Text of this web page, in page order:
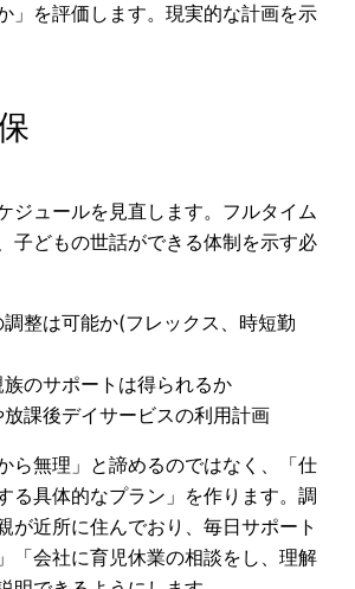
」を評価します。現実的な計画を示
ジュールを見直します。フルタイム
子どもの世話ができる体制を示す必
整は可能か(フレックス、時短勤
のサポートは得られるか
課後デイサービスの利用計画
ら無理」と諦めるのではなく、「仕
る具体的なプラン」を作ります。調
が近所に住んでおり、毎日サポート
「会社に育児休業の相談をし、理解